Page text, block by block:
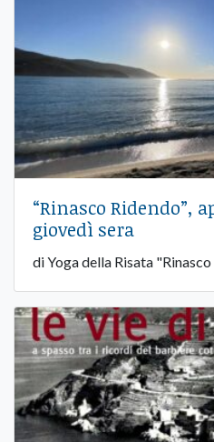
“Rinasco Ridendo”,
giovedì sera
di Yoga della Risata